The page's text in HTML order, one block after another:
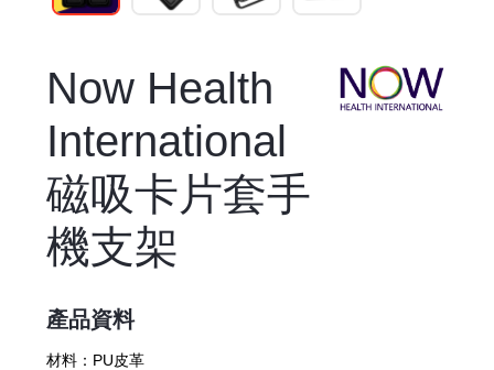
Now Health
International
磁吸卡片套手
機支架
產品資料
材料： PU皮革